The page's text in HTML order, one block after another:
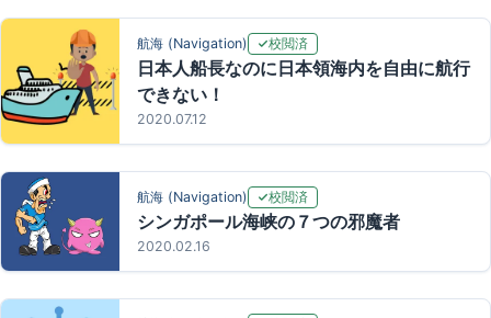
航海 (Navigation) 校閲済
日本人船長なのに日本領海内を自由に航行
できない！
2020.07.12
航海 (Navigation) 校閲済
シンガポール海峡の７つの邪魔者
2020.02.16